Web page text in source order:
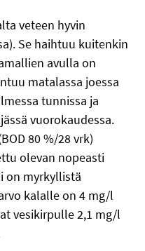
veteen hyvin
Se haihtuu kuitenkin
avulla on
matalassa joessa
tunnissa ja
vuorokaudessa.
80 %/28 vrk)
olevan nopeasti
on myrkyllistä
kalalle on 4 mg/l
vesikirpulle 2,1 mg/l